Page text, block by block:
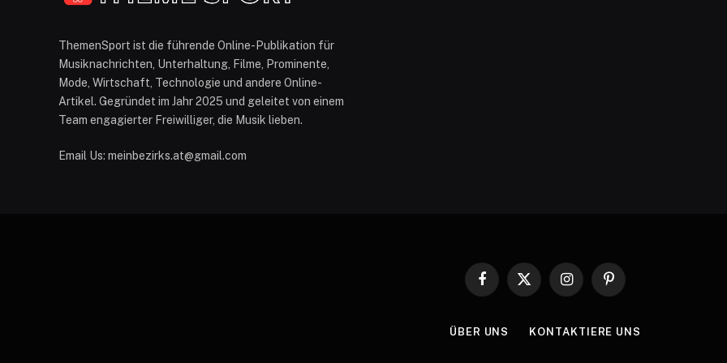
ThemenSport ist die führende Online-Publikation für
Musiknachrichten, Unterhaltung, Filme, Prominente,
Mode, Wirtschaft, Technologie und andere Online-
Artikel. Gegründet im Jahr 2025 und geleitet von einem
Team engagierter Freiwilliger, die Musik lieben.
Email Us: meinbezirks.at@gmail.com
Facebook
X
InstagramPinterest
ÜBER UNS KONTAKTIERE UNS